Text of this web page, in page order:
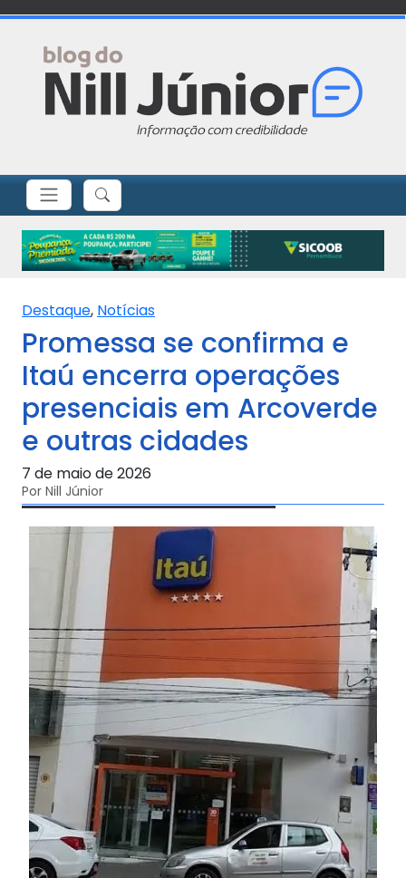
Destaque, Notícias
Promessa se confirma e
Itaú encerra operações
presenciais em Arcoverde
e outras cidades
7 de maio de 2026
Por Nill Júnior